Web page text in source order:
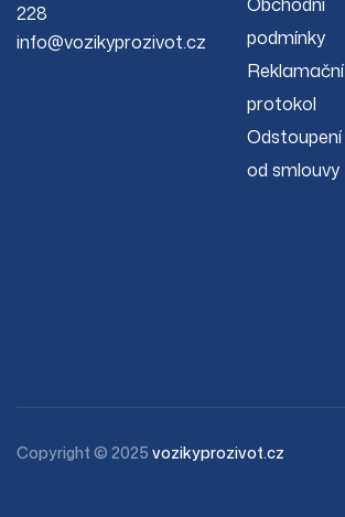
228
info@vozikyprozivot.cz
Obchodní
podmínky
Reklamační
protokol
Odstoupení
od smlouvy
Copyright © 2025 vozikyprozivot.cz